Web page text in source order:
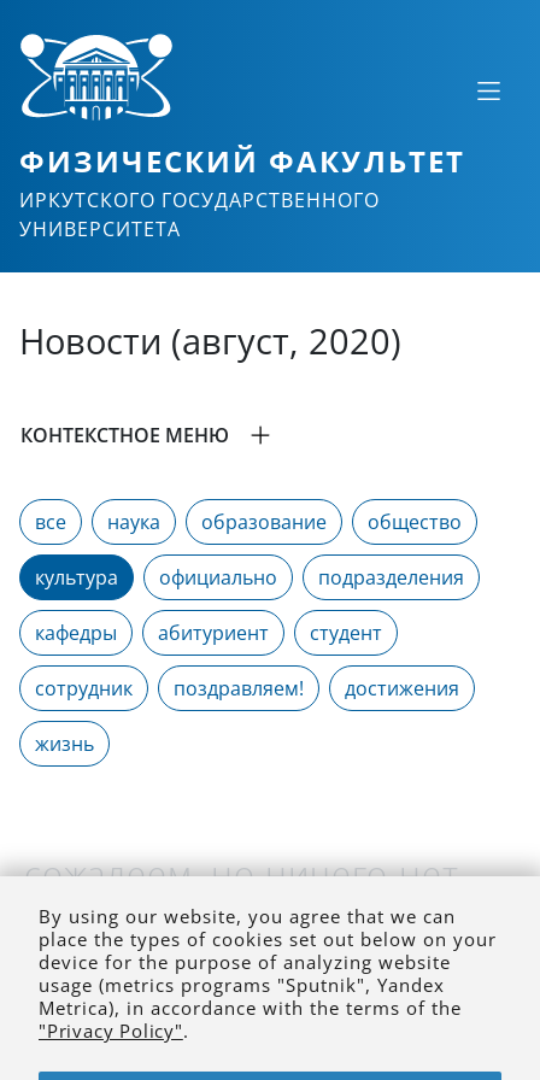
ФИЗИЧЕСКИЙ ФАКУЛЬТЕТ
ИРКУТСКОГО ГОСУДАРСТВЕННОГО
УНИВЕРСИТЕТА
Новости (август, 2020)
КОНТЕКСТНОЕ МЕНЮ
все наука образование общество
культура официально подразделения
кафедры абитуриент студент
сотрудник поздравляем! достижения
жизнь
сожалеем, но ничего нет
(на выбранное время)
By using our website, you agree that we can
place the types of cookies set out below on your
device for the purpose of analyzing website
usage (metrics programs "Sputnik", Yandex
Metrica), in accordance with the terms of the
"Privacy Policy".